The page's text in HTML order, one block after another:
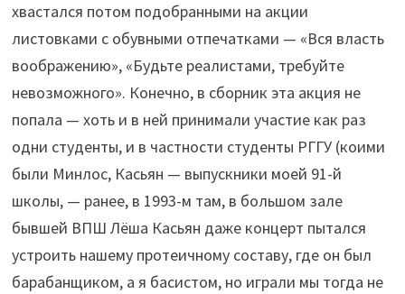
хвастался потом подобранными на акции
листовками с обувными отпечатками — «Вся власть
воображению», «Будьте реалистами, требуйте
невозможного». Конечно, в сборник эта акция не
попала — хоть и в ней принимали участие как раз
одни студенты, и в частности студенты РГГУ (коими
были Минлос, Касьян — выпускники моей 91-й
школы, — ранее, в 1993-м там, в большом зале
бывшей ВПШ Лёша Касьян даже концерт пытался
устроить нашему протеичному составу, где он был
барабанщиком, а я басистом, но играли мы тогда не